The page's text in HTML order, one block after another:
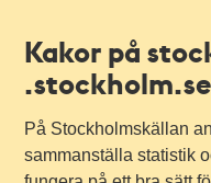
Kakor på
.stockholm.se
På Stockholmskällan
sammanställa statistik